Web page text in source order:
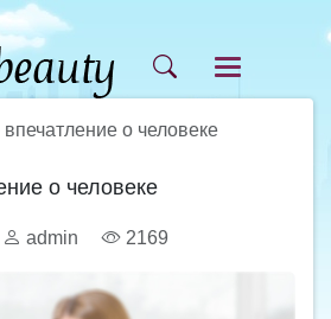
о человеке
о человеке
admin 2169